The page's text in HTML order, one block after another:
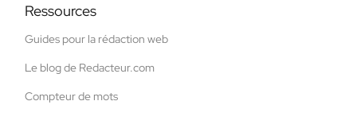
Ressources
Guides pour la rédaction web
Le blog de Redacteur.com
Compteur de mots